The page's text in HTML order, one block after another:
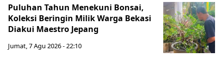
Puluhan Tahun Menekuni Bonsai,
Koleksi Beringin Milik Warga Bekasi
Diakui Maestro Jepang
Jumat, 7 Agu 2026 - 22:10